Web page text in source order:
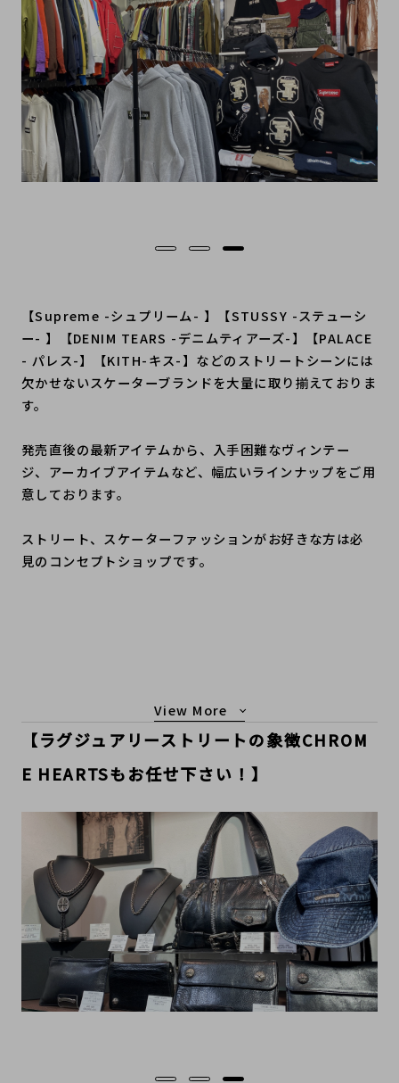
【Supreme -シュプリーム- 】【STUSSY -ステューシ
ー- 】【DENIM TEARS -デニムティアーズ-】【PALACE
- パレス-】【KITH-キス-】などのストリートシーンには
欠かせないスケーターブランドを大量に取り揃えておりま
す。
発売直後の最新アイテムから、入手困難なヴィンテー
ジ、アーカイブアイテムなど、幅広いラインナップをご用
意しております。
ストリート、スケーターファッションがお好きな方は必
見のコンセプトショップです。
もっと見る
【ラグジュアリーストリートの象徴CHROM
E HEARTSもお任せ下さい！】